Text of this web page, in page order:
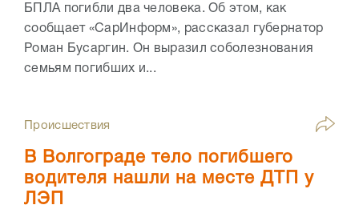
БПЛА погибли два человека. Об этом, как
сообщает «СарИнформ», рассказал губернатор
Роман Бусаргин. Он выразил соболезнования
семьям погибших и...
Происшествия
В Волгограде тело погибшего
водителя нашли на месте ДТП у
ЛЭП